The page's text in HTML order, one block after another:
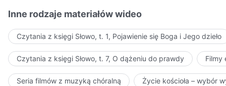
Inne rodzaje materiałów wideo
Czytania z księgi Słowo, t. 1, Pojawienie się Boga i Jego dzieło
Czytania z księgi Słowo, t. 7, O dążeniu do prawdy Filmy
Seria filmów z muzyką chóralną Życie kościoła – wybór